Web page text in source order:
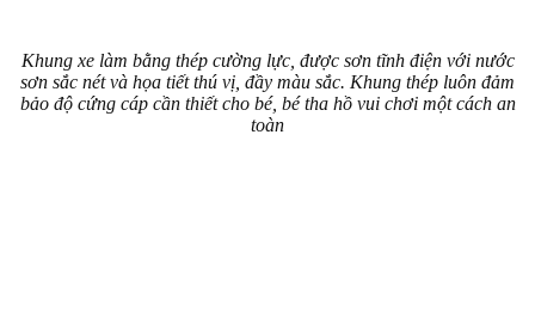
Khung xe làm bằng thép cường lực, được sơn tĩnh điện với nước
sơn sắc nét và họa tiết thú vị, đầy màu sắc. Khung thép luôn đảm
bảo độ cứng cáp cần thiết cho bé, bé tha hồ vui chơi một cách an
toàn